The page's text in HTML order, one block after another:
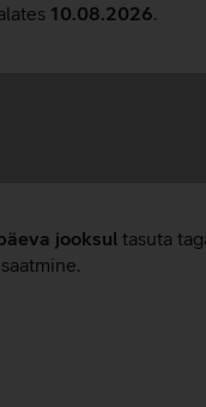
10.08.2026
jooksul tasuta